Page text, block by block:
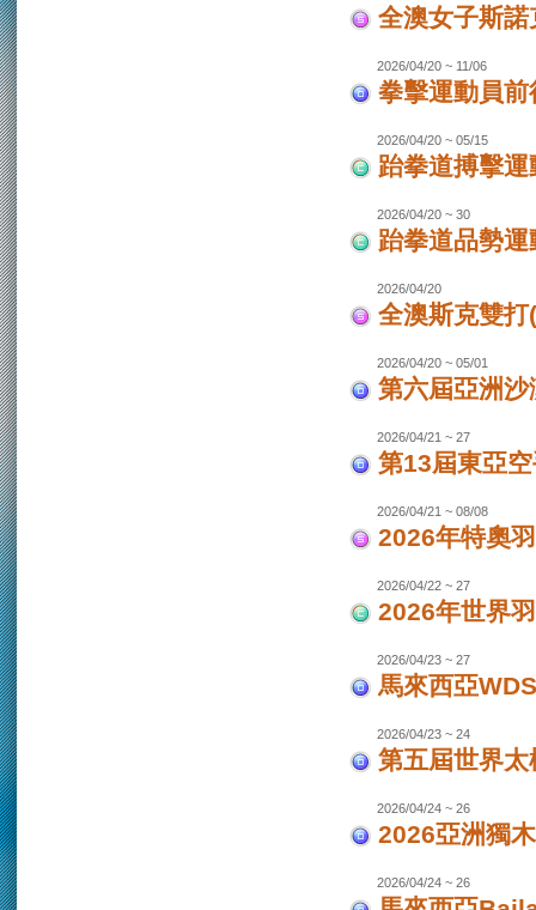
全澳女子斯諾
2026/04/20 ~ 11/06
拳擊運動員
2026/04/20 ~ 05/15
跆拳道搏擊
2026/04/20 ~ 30
跆拳道品勢
2026/04/20
全澳斯克雙
2026/04/20 ~ 05/01
第六屆亞洲
2026/04/21 ~ 27
第13屆東亞
2026/04/21 ~ 08/08
2026年特奧
2026/04/22 ~ 27
2026年世界
2026/04/23 ~ 27
馬來西亞
2026/04/23 ~ 24
第五屆世界
2026/04/24 ~ 26
2026亞洲獨
2026/04/24 ~ 26